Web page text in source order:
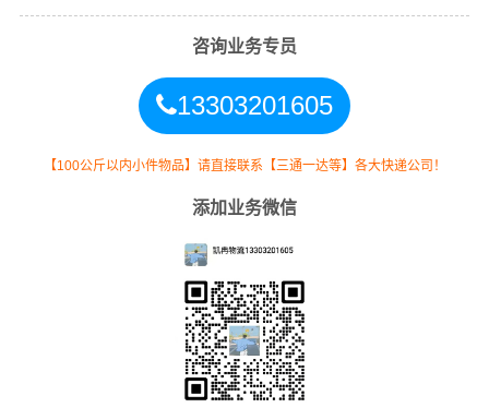
1726公里
板
10.5元 1726公里
整车运输价格计算方式通常是按单价×公里，
以上报价为市场透明价，仅供参考，不作为
最终成交价格，望知晓！
根据货物类型选择合适车型
咨询业务专员
13303201605
【100公斤以内小件物品】请直接联系【三通一达等】各大快递公司！
添加业务微信